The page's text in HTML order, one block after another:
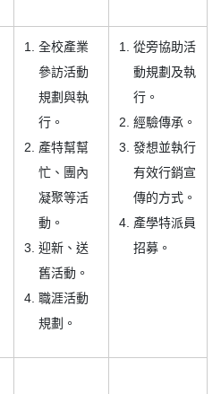
全校產業
參訪活動
規劃與執
行。
產特幫幫
忙、團內
凝聚等活
動。
迎新、送
舊活動。
職涯活動
規劃。
從旁協助活
動規劃及執
行。
經驗傳承。
發想並執行
有效行銷宣
傳的方式。
產學特派員
招募。